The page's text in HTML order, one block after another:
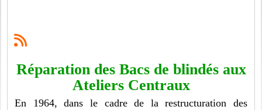
Réparation des Bacs de blindés aux
Ateliers Centraux
En 1964, dans le cadre de la restructuration des